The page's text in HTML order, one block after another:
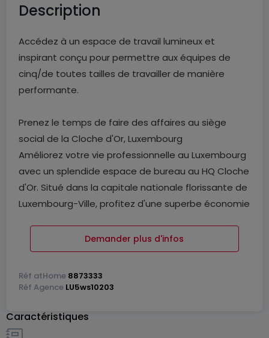
Description
Accédez à un espace de travail lumineux et
inspirant conçu pour permettre aux équipes de
cinq/de toutes tailles de travailler de manière
performante.
Prenez le temps de faire des affaires au siège
social de la Cloche d'Or, Luxembourg
Améliorez votre vie professionnelle au Luxembourg
avec un splendide espace de bureau au HQ Cloche
d'Or. Situé dans la capitale nationale florissante de
Luxembourg-Ville, profitez d'une superbe économie
d'Europe occidentale. Laissez-vous une empreinte
dans un grand centre financier et commercial avec
Facilitez vos déplacements et réseautez grâce aux
seulement 2,6 km. Accueillez vos clients via les
autoroutes A3, A4 et A6 qui desservent la ville et
Demander plus d'infos
Réf atHome 8873333
Réf Agence LU5ws10203
Caractéristiques